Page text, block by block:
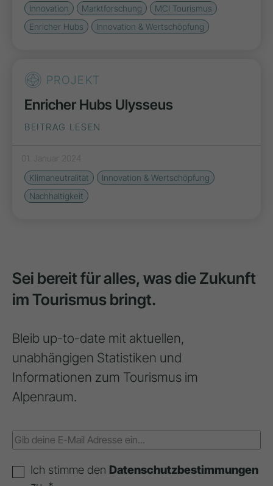
Innovation
Marktforschung
MCI Tourismus
Enricher Hubs
Innovation & Wertschöpfung
PROJEKT
Enricher Hubs Ulysseus
BEITRAG LESEN
01. Januar 2024
Klimaneutralität
Innovation & Wertschöpfung
Nachhaltigkeit
Sei bereit für alles, was die Zukunft
im Tourismus bringt.
Bleib up-to-date mit aktuellen,
unabhängigen Statistiken und
Informationen zum Tourismus im
Alpenraum.
Ich stimme den Datenschutzbestimmungen